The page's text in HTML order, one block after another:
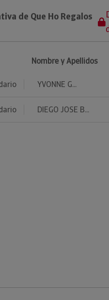
de Que Ho Regalos
Nombre y Apellidos
YVONNE G...
DIEGO JOSE B...